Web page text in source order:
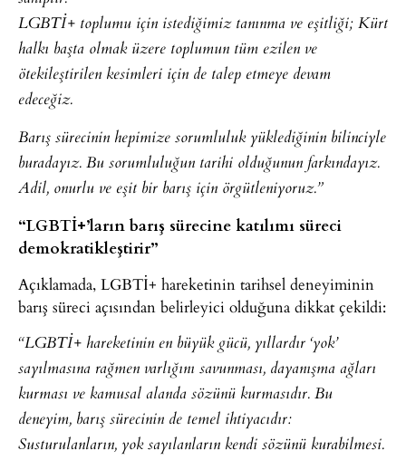
LGBTİ+ toplumu için istediğimiz tanınma ve eşitliği; Kürt
halkı başta olmak üzere toplumun tüm ezilen ve
ötekileştirilen kesimleri için de talep etmeye devam
edeceğiz.
Barış sürecinin hepimize sorumluluk yüklediğinin bilinciyle
buradayız. Bu sorumluluğun tarihi olduğunun farkındayız.
Adil, onurlu ve eşit bir barış için örgütleniyoruz.”
“LGBTİ+’ların barış sürecine katılımı süreci
demokratikleştirir”
Açıklamada, LGBTİ+ hareketinin tarihsel deneyiminin
barış süreci açısından belirleyici olduğuna dikkat çekildi:
“LGBTİ+ hareketinin en büyük gücü, yıllardır ‘yok’
sayılmasına rağmen varlığını savunması, dayanışma ağları
kurması ve kamusal alanda sözünü kurmasıdır. Bu
deneyim, barış sürecinin de temel ihtiyacıdır:
Susturulanların, yok sayılanların kendi sözünü kurabilmesi.